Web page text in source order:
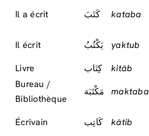
Il a écrit
كَتَبَ kataba
Il écrit يَكْتُبُ yaktub
Livre
كِتَاب kitāb
Bureau /
Bibliothèque
مَكْتَبَة maktaba
Écrivain كَاتِب kātib